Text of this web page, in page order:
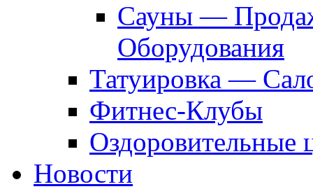
Сауны —
Оборудования
Татуировка —
Фитнес-Клубы
Оздоровительные
Новости